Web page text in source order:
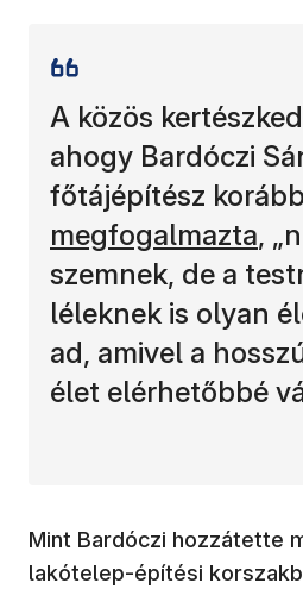
A közös
ahogy Bardóczi
főtájépítész
megfogalmazta,
szemnek, de a
léleknek is olyan
ad, amivel a
élet elérhetőbbé
Mint Bardóczi hozzátette
lakótelep-építési